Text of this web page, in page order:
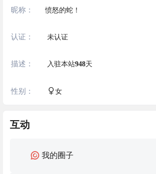
昵称： 愤怒的蛇！
认证： 未认证
描述： 入驻本站948天
性别： 女
互动
我的圈子